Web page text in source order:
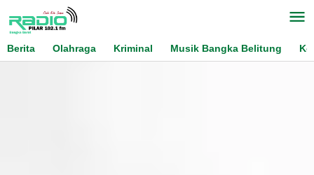
content
Berita
Olahraga Kriminal Musik Bangka Belitung